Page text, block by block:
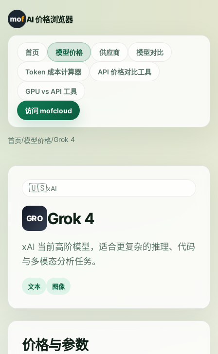
AI 价格浏览器
首页 模型价格 供应商 模型对比
Token 成本计算器 API 价格对比工具
GPU vs API 工具
访问 mofcloud
首页/模型价格/Grok 4
🇺🇸xAI
GRO Grok 4
xAI 当前高阶模型，适合更复杂的推理、代码
与多模态分析任务。
文本 图像
价格与参数